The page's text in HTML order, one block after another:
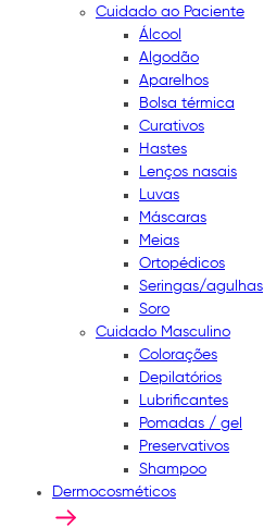
Cuidado ao Paciente
Álcool
Algodão
Aparelhos
Bolsa térmica
Curativos
Hastes
Lenços nasais
Luvas
Máscaras
Meias
Ortopédicos
Seringas/agulhas
Soro
Cuidado Masculino
Colorações
Depilatórios
Lubrificantes
Pomadas / gel
Preservativos
Shampoo
Dermocosméticos